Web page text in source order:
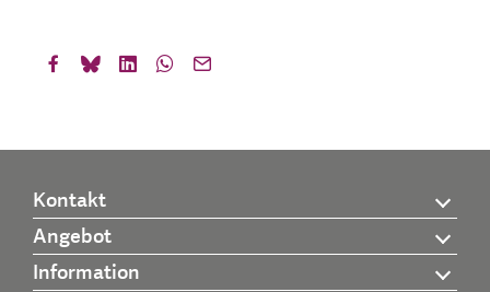
Kontakt
Angebot
Information